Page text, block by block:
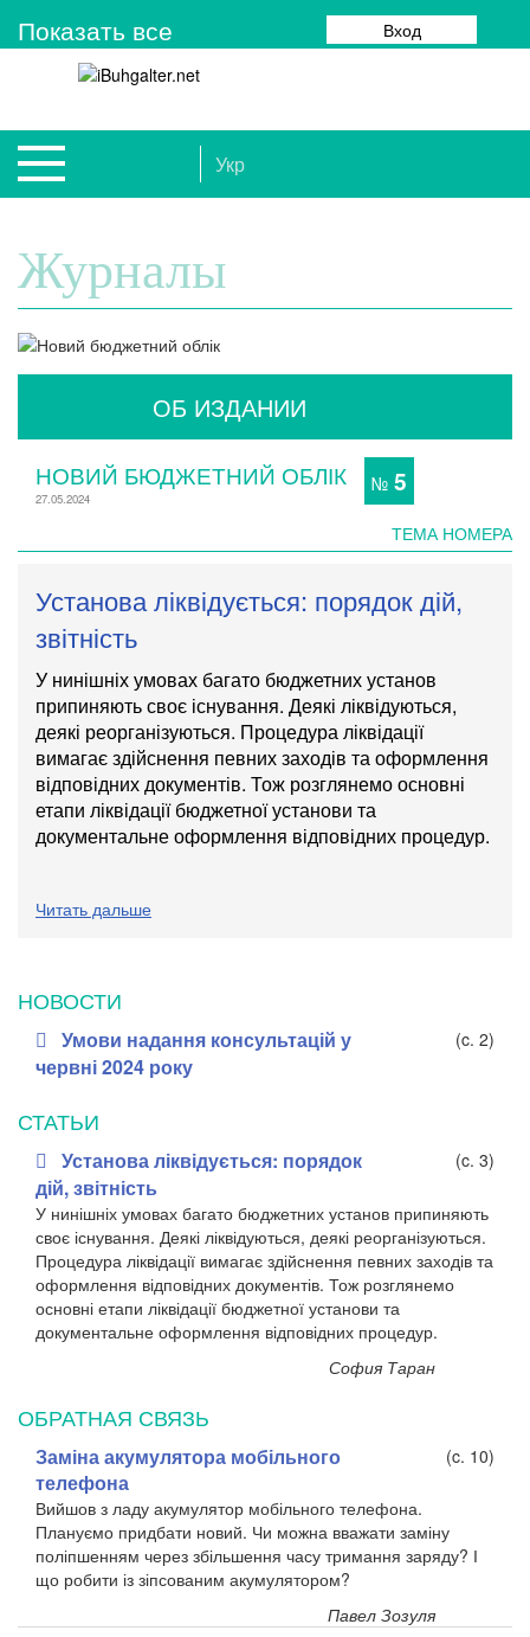
Показать все Вход
Укр
Журналы
ОБ ИЗДАНИИ
НОВИЙ БЮДЖЕТНИЙ ОБЛІК
27.05.2024
№ 5
ТЕМА НОМЕРА
Установа ліквідується: порядок дій,
звітність
У нинішніх умовах багато бюджетних установ
припиняють своє існування. Деякі ліквідуються,
деякі реорганізуються. Процедура ліквідації
вимагає здійснення певних заходів та оформлення
відповідних документів. Тож розглянемо основні
етапи ліквідації бюджетної установи та
документальне оформлення відповідних процедур.
Читать дальше
НОВОСТИ
Умови надання консультацій у
червні 2024 року
(c. 2)
СТАТЬИ
Установа ліквідується: порядок
дій, звітність
(c. 3)
У нинішніх умовах багато бюджетних установ припиняють
своє існування. Деякі ліквідуються, деякі реорганізуються.
Процедура ліквідації вимагає здійснення певних заходів та
оформлення відповідних документів. Тож розглянемо
основні етапи ліквідації бюджетної установи та
документальне оформлення відповідних процедур.
София Таран
ОБРАТНАЯ СВЯЗЬ
Заміна акумулятора мобільного
телефона
(c. 10)
Вийшов з ладу акумулятор мобільного телефона.
Плануємо придбати новий. Чи можна вважати заміну
поліпшенням через збільшення часу тримання заряду? І
що робити із зіпсованим акумулятором?
Павел Зозуля